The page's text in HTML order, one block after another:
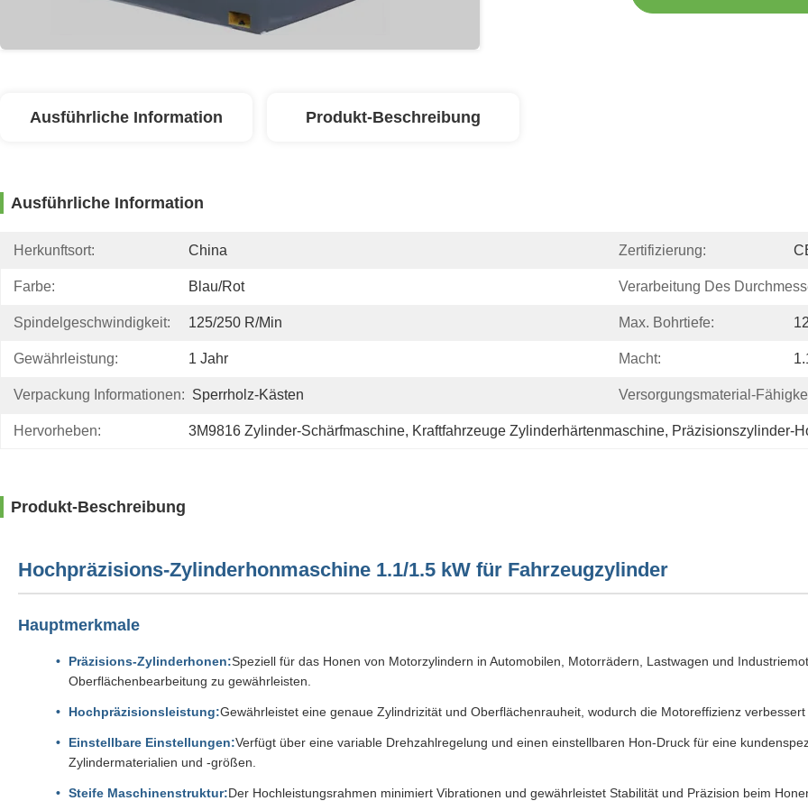
Ausführliche Information Produkt-Beschreibung
Ausführliche Information
Herkunftsort: China Zertifizierung:
Farbe: Blau/rot Verarbeitung Des
Spindelgeschwindigkeit: 125/250 R/min Max. Bohrtiefe:
Gewährleistung: 1 Jahr Macht:
Verpackung Informationen: Sperrholz-Kästen Versorgungsmaterial-
Hervorheben: 3M9816 Zylinder-Schärfmaschine, Kraftfahrzeuge Zylinderhärtenmaschine, Präzisionszylinder-
Produkt-Beschreibung
Hochpräzisions-Zylinderhonmaschine 1.1/1.5 kW für Fahrzeugzylinder
Hauptmerkmale
Präzisions-Zylinderhonen:Speziell für das Honen von Motorzylindern in Automobilen, Motorrädern, Lastwagen und
Oberflächenbearbeitung zu gewährleisten.
Hochpräzisionsleistung:Gewährleistet eine genaue Zylindrizität und Oberflächenrauheit, wodurch die Motoreffizienz
Einstellbare Einstellungen:Verfügt über eine variable Drehzahlregelung und einen einstellbaren Hon-Druck für eine
Zylindermaterialien und -größen.
Steife Maschinenstruktur:Der Hochleistungsrahmen minimiert Vibrationen und gewährleistet Stabilität und Präzision beim